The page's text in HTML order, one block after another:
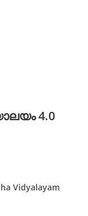
4.0
Vidyalayam